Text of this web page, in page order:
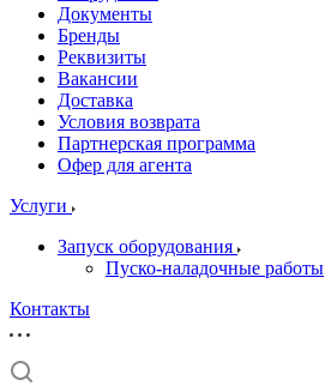
Документы
Бренды
Реквизиты
Вакансии
Доставка
Условия возврата
Партнерская программа
Офер для агента
Услуги
Запуск оборудования
Пуско-наладочные работы
Контакты